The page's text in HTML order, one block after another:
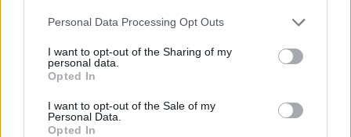
Personal Data Processing Opt Outs
I want to opt-out of the Sharing of my
personal data.
Opted In
I want to opt-out of the Sale of my
Personal Data.
Opted In